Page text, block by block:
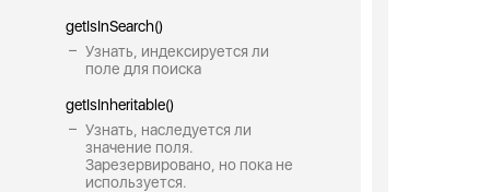
getIsInSearch()
Узнать, индексируется ли
поле для поиска
getIsInheritable()
Узнать, наследуется ли
значение поля.
Зарезервировано, но пока не
используется.